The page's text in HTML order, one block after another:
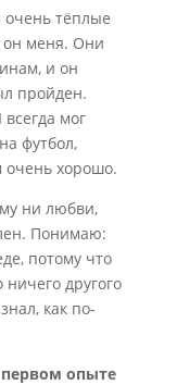
тёплые
он меня. Они
и он
пройден.
мог
футбол,
хорошо.
ни любви,
Понимаю:
потому что
другого
как по-
опыте